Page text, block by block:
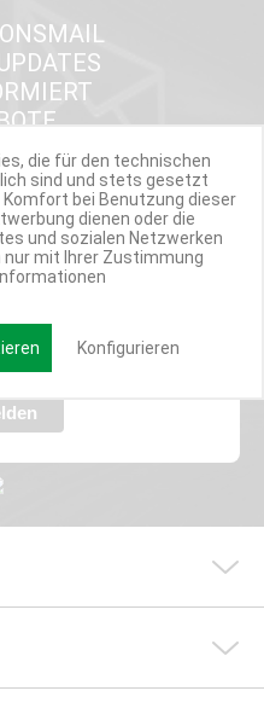
Community!
Rabatte und Aktionen
die für den technischen
sind und stets gesetzt
Komfort bei Benutzung dieser
dienen oder die
und sozialen Netzwerken
mit Ihrer Zustimmung
Konfigurieren